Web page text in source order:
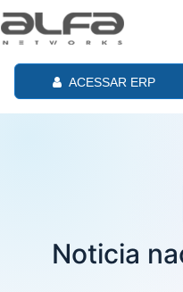
ACESSAR ERP
Noticia